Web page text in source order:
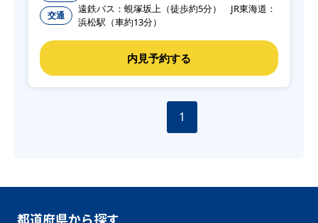
交通
遠鉄バス：蜆塚坂上（徒歩約5分） JR東海道：
浜松駅（車約13分）
1
都道府県から探す